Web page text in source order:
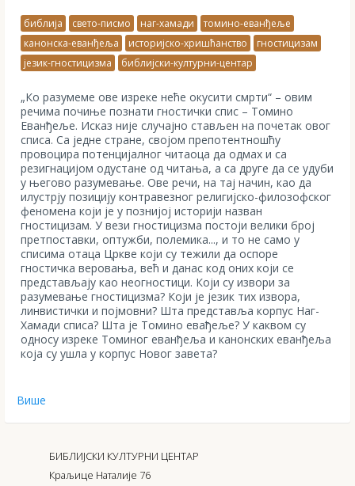
библија свето-писмо наг-хамади
томино-еванђеље
канонска-еванђеља
историјско-хришћанство
гностицизам
језик-гностицизма
библијски-културни-центар
„Ко разумеме ове изреке неће окусити смрти“ – овим
речима почиње познати гностички спис – Томино
Еванђеље. Исказ није случајно стављен на почетак овог
списа. Са једне стране, својом препотентношћу
провоцира потенцијалног читаоца да одмах и са
резигнацијом одустане од читања, а са друге да се удуби
у његово разумевање. Ове речи, на тај начин, као да
илустрју позицију контравезног религијско-филозофског
феномена који је у познијој историји назван
гностицизам. У вези гностицизма постоји велики број
претпоставки, оптужби, полемика..., и то не само у
списима отаца Цркве који су тежили да оспоре
гностичка веровања, већ и данас код оних који се
представљају као неогностици. Који су извори за
разумевање гностицизма? Који је језик тих извора,
линвистички и појмовни? Шта представља корпус Наг-
Хамади списа? Шта је Томино евађеље? У каквом су
односу изреке Томиног еванђеља и канонских еванђеља
која су ушла у корпус Новог завета?
Више
БИБЛИЈСКИ КУЛТУРНИ ЦЕНТАР
Краљице Наталије 76